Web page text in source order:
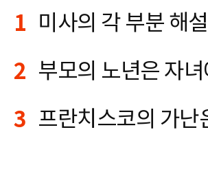
1 미사의 각 부분 해
2 부모의 노년은 자
3 프란치스코의 가난